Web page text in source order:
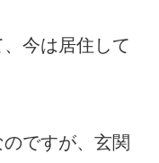
今は居住して
ですが、玄関